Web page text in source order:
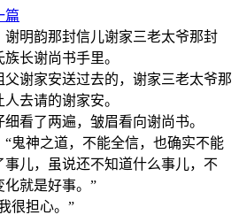
篇
谢明韵那封信儿谢家三老太爷那封
长谢尚书手里。
谢家安送过去的，谢家三老太爷那
去请的谢家安。
看了两遍，皱眉看向谢尚书。
鬼神之道，不能全信，也确实不能
儿，虽说还不知道什么事儿，不
就是好事。”
很担心。”